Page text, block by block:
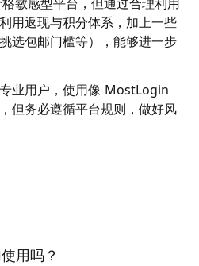
敏感型平台，但通过合理利用
用返现与积分体系，加上一些
选包邮门槛等），能够进一步
业用户，使用像 MostLogin
但务必遵循平台规则，做好风
用吗？